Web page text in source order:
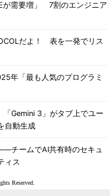
が需要増」 7割のエンジニア
だよ！ 表を一発でリス
年「最も人気のプログラミ
Gemini 3」がタブ上でユー
自動生成
チームでAI共有時のセキュ
ィス
Reserved.